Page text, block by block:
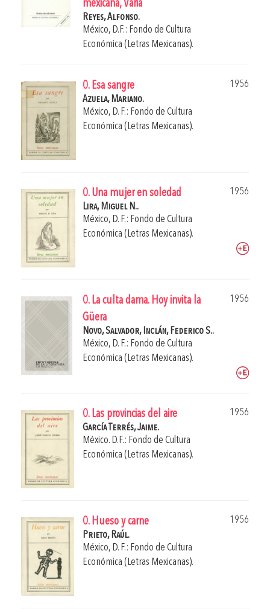
mexicana, Varia
Reyes, Alfonso.
México, D.F.: Fondo de Cultura
Económica (Letras Mexicanas).
0. Esa sangre
1956
Azuela, Mariano.
México, D. F.: Fondo de Cultura
Económica (Letras Mexicanas).
0. Una mujer en soledad
1956
Lira, Miguel N..
México, D. F.: Fondo de Cultura
Económica (Letras Mexicanas).
0. La culta dama. Hoy invita la
Güera
1956
Novo, Salvador, Inclán, Federico S..
México, D. F.: Fondo de Cultura
Económica (Letras Mexicanas).
0. Las provincias del aire
1956
García Terrés, Jaime.
México. D.F.: Fondo de Cultura
Económica (Letras Mexicanas).
0. Hueso y carne
1956
Prieto, Raúl.
México, D. F.: Fondo de Cultura
Económica (Letras Mexicanas).